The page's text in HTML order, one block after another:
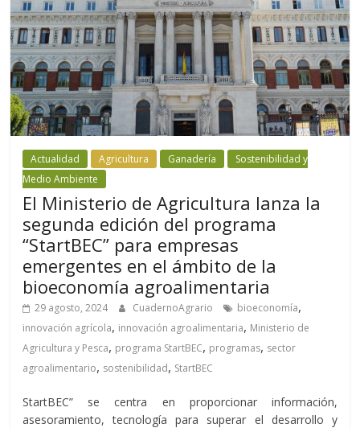
Actualidad Agricultura Ganadería
Sostenibilidad y
Medio Ambiente
El Ministerio de Agricultura lanza la
segunda edición del programa
“StartBEC” para empresas
emergentes en el ámbito de la
bioeconomía agroalimentaria
29 agosto, 2024 CuadernoAgrario bioeconomía,
innovación agrícola, innovación agroalimentaria, Ministerio de
Agricultura y Pesca, programa StartBEC, programas, sector
agroalimentario, sostenibilidad, StartBEC
StartBEC” se centra en proporcionar información,
asesoramiento, tecnología para superar el desarrollo y